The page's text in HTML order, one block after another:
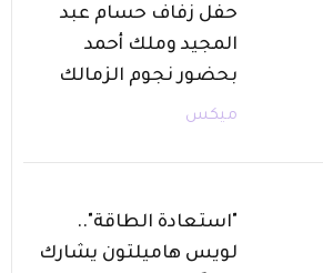
حفل زفاف حسام عبد
المجيد وملك أحمد
بحضور نجوم الزمالك
ميكس
"استعادة الطاقة"..
لويس هاميلتون يشارك